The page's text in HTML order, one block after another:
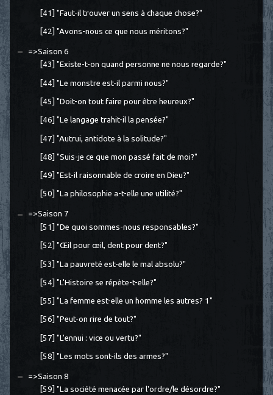
[41] "Faut-il trouver un sens à chaque chose?"
[42] "Avons-nous ce que nous méritons?"
=>Saison 6
[43] "Existe-t-on quand personne ne nous regarde?"
[44] "Le monstre est-il parmi nous?"
[45] "Doit-on tout faire pour être heureux?"
[46] "Le langage trahit-il la pensée?"
[47] "Autrui, antidote à la solitude?"
[48] "Suis-je ce que mon passé fait de moi?"
[49] "Est-il raisonnable de croire en Dieu?"
[50] "La philosophie a-t-elle une utilité?"
=>Saison 7
[51] "De quoi sommes-nous responsables?"
[52] "Œil pour œil, dent pour dent?"
[53] "La pauvreté est-elle le mal absolu?"
[54] "L'Histoire se répète-t-elle?"
[55] "La femme est-elle un homme les autres? 1"
[56] "Peut-on rire de tout?"
[57] "L'ennui : vice ou vertu?"
[58] "Les mots sont-ils des armes?"
=>Saison 8
[59] "La société menacée par l'ordre/le désordre?"